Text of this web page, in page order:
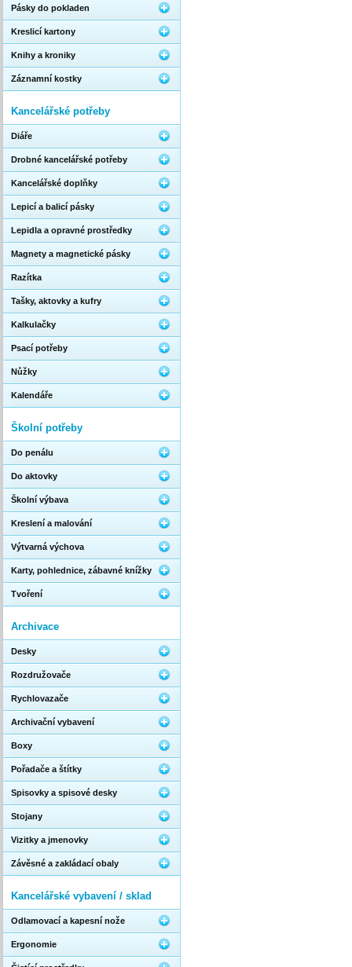
Pásky do pokladen
Kreslicí kartony
Knihy a kroniky
Záznamní kostky
Kancelářské potřeby
Diáře
Drobné kancelářské potřeby
Kancelářské doplňky
Lepicí a balicí pásky
Lepidla a opravné prostředky
Magnety a magnetické pásky
Razítka
Tašky, aktovky a kufry
Kalkulačky
Psací potřeby
Nůžky
Kalendáře
Školní potřeby
Do penálu
Do aktovky
Školní výbava
Kreslení a malování
Výtvarná výchova
Karty, pohlednice, zábavné knížky
Tvoření
Archivace
Desky
Rozdružovače
Rychlovazače
Archivační vybavení
Boxy
Pořadače a štítky
Spisovky a spisové desky
Stojany
Vizitky a jmenovky
Závěsné a zakládací obaly
Kancelářské vybavení / sklad
Odlamovací a kapesní nože
Ergonomie